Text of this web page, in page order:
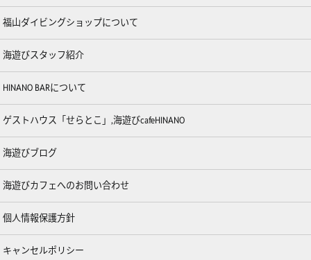
福山ダイビングショップについて
海遊びスタッフ紹介
HINANO BARについて
ゲストハウス「せらとこ」,海遊びcafeHINANO
海遊びブログ
海遊びカフェへのお問い合わせ
個人情報保護方針
キャンセルポリシー